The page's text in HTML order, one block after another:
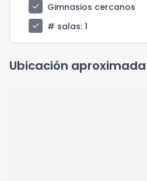
check
Gimnasios cercanos
check
# salas: 1
Ubicación aproximada